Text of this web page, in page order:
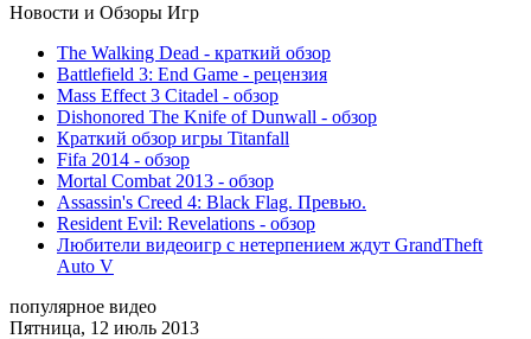
Новости и Обзоры Игр
The Walking Dead - краткий обзор
Battlefield 3: End Game - рецензия
Mass Effect 3 Citadel - обзор
Dishonored The Knife of Dunwall - обзор
Краткий обзор игры Titаnfall
Fifa 2014 - обзор
Mortal Combat 2013 - обзор
Assassin's Creed 4: Black Flag. Превью.
Resident Evil: Revelations - обзор
Любители видеоигр с нетерпением ждут GrandTheft
Auto V
популярное видео
Пятница, 12 июль 2013